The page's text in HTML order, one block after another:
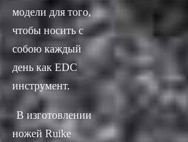
модели для того,
чтобы носить с
собою каждый
день как EDC
инструмент.
В изготовлении
ножей Ruike